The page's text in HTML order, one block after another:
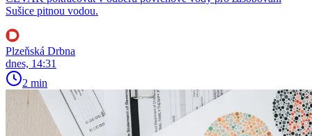
Sušice pitnou vodou.
Plzeňská Drbna
dnes, 14:31
2 min